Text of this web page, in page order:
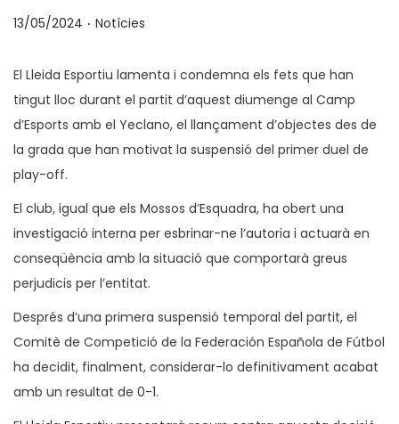
p
s
a
t
e
n
13/05/2024 . P
b
l
i
c
a
Notícies
El Lleida Esportiu lamenta i condemna els fets que han
tingut lloc durant el partit d’aquest diumenge al Camp
d’Esports amb el Yeclano, el llançament d’objectes des de
la grada que han motivat la suspensió del primer duel de
play-off.
El club, igual que els Mossos d’Esquadra, ha obert una
investigació interna per esbrinar-ne l’autoria i actuarà en
conseqüència amb la situació que comportarà greus
perjudicis per l’entitat.
Després d’una primera suspensió temporal del partit, el
Comitè de Competició de la Federación Española de Fútbol
ha decidit, finalment, considerar-lo definitivament acabat
amb un resultat de 0-1.